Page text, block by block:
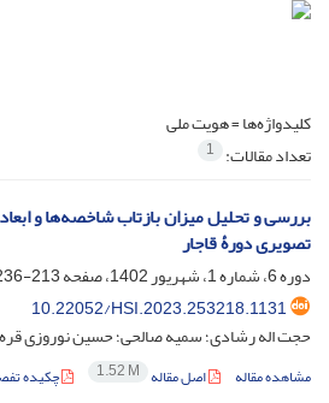
کلیدواژه‌ها =هویت ملی
تعداد مقالات: 1
بررسی و تحلیل میزان بازتاب شاخصه‌ها و
تصویری دورۀ قاجار
دوره 6، شماره 1، شهریور 1402، صفحه
213-236
10.22052/HSI.2023.253218.1131
حجت اله رشادی؛ سمیه صالحی؛ حسین نوروزی
مشاهده مقاله اصل مقاله 1.52 M چکیده